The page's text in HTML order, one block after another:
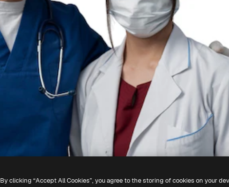
By clicking “Accept All Cookies”, you agree to the storing of cookies on your